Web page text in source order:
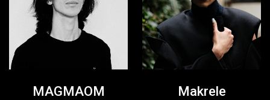
MAGMAOM Makrele